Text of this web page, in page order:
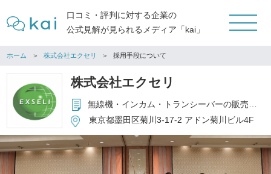
口コミ・評判に対する企業の
公式見解が見られるメディア「kai」
ホーム 株式会社エクセリ 採用手段について
株式会社エクセリ
無線機・インカム・トランシーバーの販売、レンタル、中古流通
東京都墨田区菊川3-17-2 アドン菊川ビル4F